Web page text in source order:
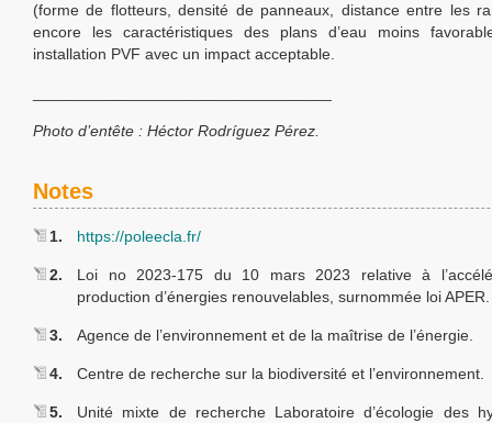
(forme de flotteurs, densité de panneaux, distance entre les
encore les caractéristiques des plans d’eau moins
installation PVF avec un impact acceptable.
Photo d’entête : Héctor Rodríguez Pérez.
Notes
1. https://poleecla.fr/
2.
Loi no 2023-175 du 10 mars 2023 relative à
production d’énergies renouvelables, surnommée loi APER.
3. Agence de l’environnement et de la maîtrise de l’énergie.
4. Centre de recherche sur la biodiversité et l’environnement.
5.
Unité mixte de recherche Laboratoire d’écologie des